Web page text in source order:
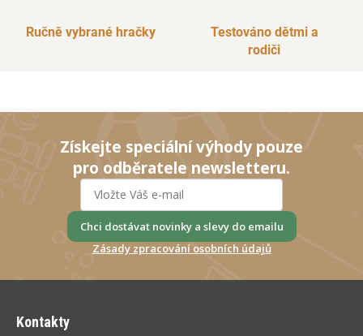
Ručně vybrané hračky
Testováno dětmi a
rodiči
Získejte speciální výhody pouze
pro odběratele newsletteru.
Chci dostávat novinky a slevy do emailu
Zásady zpracování osobních údajů
Kontakty